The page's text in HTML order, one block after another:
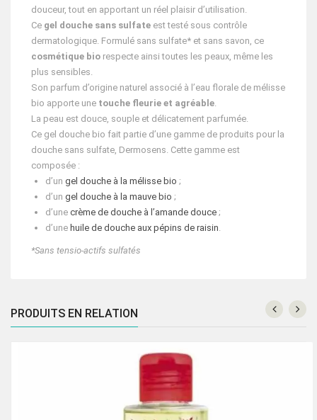
douceur, tout en apportant un réel plaisir d’utilisation.
Ce gel douche sans sulfate est testé sous contrôle
dermatologique. Formulé sans sulfate* et sans savon, ce
cosmétique bio respecte ainsi toutes les peaux, même les
plus sensibles.
Son parfum d’origine naturel associé à l’eau florale de mélisse
bio apporte une touche fleurie et agréable.
La peau est douce, souple et délicatement parfumée.
Ce gel douche bio fait partie d’une gamme de produits pour la
douche sans sulfate, Dermosens. Cette gamme est
composée :
d’un gel douche à la mélisse bio ;
d’un gel douche à la mauve bio ;
d’une crème de douche à l’amande douce ;
d’une huile de douche aux pépins de raisin.
*Sans tensio-actifs sulfatés
PRODUITS EN RELATION